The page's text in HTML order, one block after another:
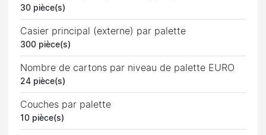
30 pièce(s)
Casier principal (externe) par palette
300 pièce(s)
Nombre de cartons par niveau de palette EURO
24 pièce(s)
Couches par palette
10 pièce(s)